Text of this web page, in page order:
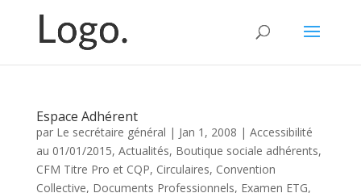
Espace Adhérent
par Le secrétaire général | Jan 1, 2008 | Accessibilité
au 01/01/2015, Actualités, Boutique sociale adhérents,
CFM Titre Pro et CQP, Circulaires, Convention
Collective, Documents Professionnels, Examen ETG,